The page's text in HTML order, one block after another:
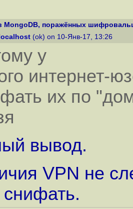
MongoDB, поражённых
(ok) on 10-Янв-17, 13:26
у
интернет-
их по
вывод.
VPN не
снифать.